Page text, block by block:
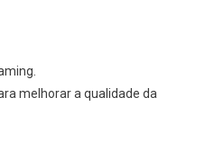
melhorar a qualidade da